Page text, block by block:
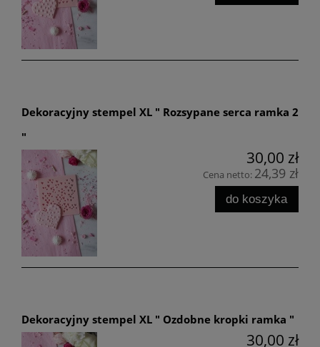
Dekoracyjny stempel XL " Rozsypane serca ramka 2
"
30,00 zł
Cena netto: 24,39 zł
do koszyka
Dekoracyjny stempel XL " Ozdobne kropki ramka "
30,00 zł